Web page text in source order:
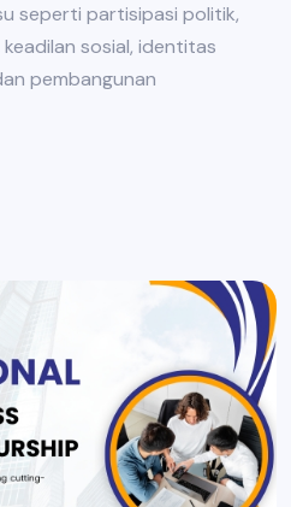
seperti partisipasi politik,
sosial, identitas
pembangunan